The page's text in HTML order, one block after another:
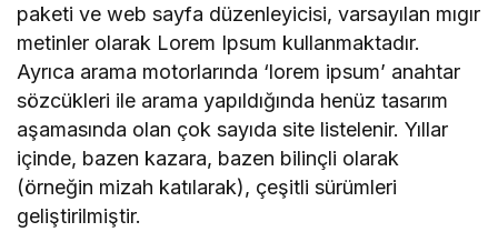
paketi ve web sayfa düzenleyicisi, varsayılan mıgır
metinler olarak Lorem Ipsum kullanmaktadır.
Ayrıca arama motorlarında ‘lorem ipsum’ anahtar
sözcükleri ile arama yapıldığında henüz tasarım
aşamasında olan çok sayıda site listelenir. Yıllar
içinde, bazen kazara, bazen bilinçli olarak
(örneğin mizah katılarak), çeşitli sürümleri
geliştirilmiştir.